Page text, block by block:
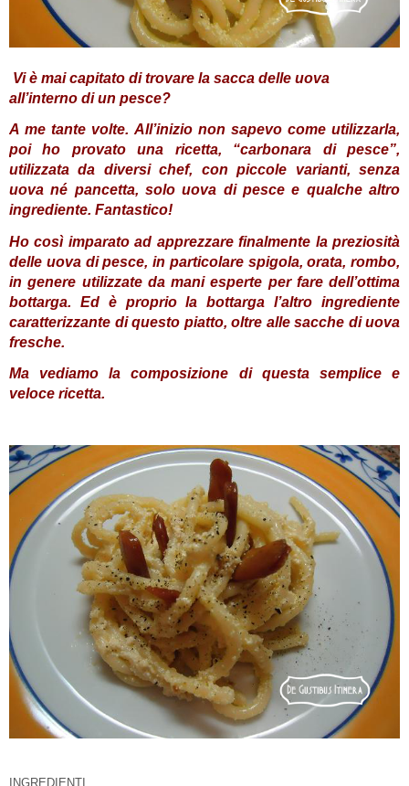
Vi è mai capitato di trovare la sacca delle uova
all’interno di un pesce?
A me tante volte. All’inizio non sapevo come utilizzarla,
poi ho provato una ricetta, “carbonara di pesce”,
utilizzata da diversi chef, con piccole varianti, senza
uova né pancetta, solo uova di pesce e qualche altro
ingrediente. Fantastico!
Ho così imparato ad apprezzare finalmente la preziosità
delle uova di pesce, in particolare spigola, orata, rombo,
in genere utilizzate da mani esperte per fare dell’ottima
bottarga. Ed è proprio la bottarga l’altro ingrediente
caratterizzante di questo piatto, oltre alle sacche di uova
fresche.
Ma vediamo la composizione di questa semplice e
veloce ricetta.
INGREDIENTI